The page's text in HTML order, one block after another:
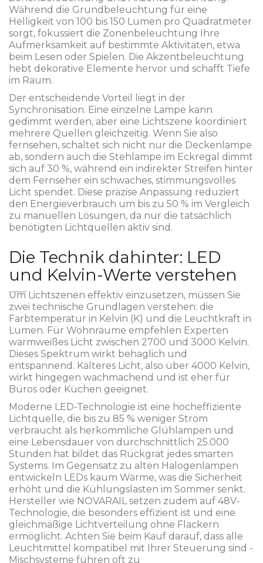
Während die Grundbeleuchtung für eine
Helligkeit von 100 bis 150 Lumen pro Quadratmeter
sorgt, fokussiert die Zonenbeleuchtung Ihre
Aufmerksamkeit auf bestimmte Aktivitäten, etwa
beim Lesen oder Spielen. Die Akzentbeleuchtung
hebt dekorative Elemente hervor und schafft Tiefe
im Raum.
Der entscheidende Vorteil liegt in der
Synchronisation. Eine einzelne Lampe kann
gedimmt werden, aber eine Lichtszene koordiniert
mehrere Quellen gleichzeitig. Wenn Sie also
fernsehen, schaltet sich nicht nur die Deckenlampe
ab, sondern auch die Stehlampe im Eckregal dimmt
sich auf 30 %, während ein indirekter Streifen hinter
dem Fernseher ein schwaches, stimmungsvolles
Licht spendet. Diese präzise Anpassung reduziert
den Energieverbrauch um bis zu 50 % im Vergleich
zu manuellen Lösungen, da nur die tatsächlich
benötigten Lichtquellen aktiv sind.
Die Technik dahinter: LED
und Kelvin-Werte verstehen
Um Lichtszenen effektiv einzusetzen, müssen Sie
zwei technische Grundlagen verstehen: die
Farbtemperatur in Kelvin (K) und die Leuchtkraft in
Lumen. Für Wohnräume empfehlen Experten
warmweißes Licht zwischen 2700 und 3000 Kelvin.
Dieses Spektrum wirkt behaglich und
entspannend. Kälteres Licht, also über 4000 Kelvin,
wirkt hingegen wachmachend und ist eher für
Büros oder Küchen geeignet.
Moderne LED-Technologie ist eine hocheffiziente
Lichtquelle, die bis zu 85 % weniger Strom
verbraucht als herkömmliche Glühlampen und
eine Lebensdauer von durchschnittlich 25.000
Stunden hat bildet das Rückgrat jedes smarten
Systems. Im Gegensatz zu alten Halogenlampen
entwickeln LEDs kaum Wärme, was die Sicherheit
erhöht und die Kühlungslasten im Sommer senkt.
Hersteller wie NOVARAIL setzen zudem auf 48V-
Technologie, die besonders effizient ist und eine
gleichmäßige Lichtverteilung ohne Flackern
ermöglicht. Achten Sie beim Kauf darauf, dass alle
Leuchtmittel kompatibel mit Ihrer Steuerung sind -
Mischsysteme führen oft zu